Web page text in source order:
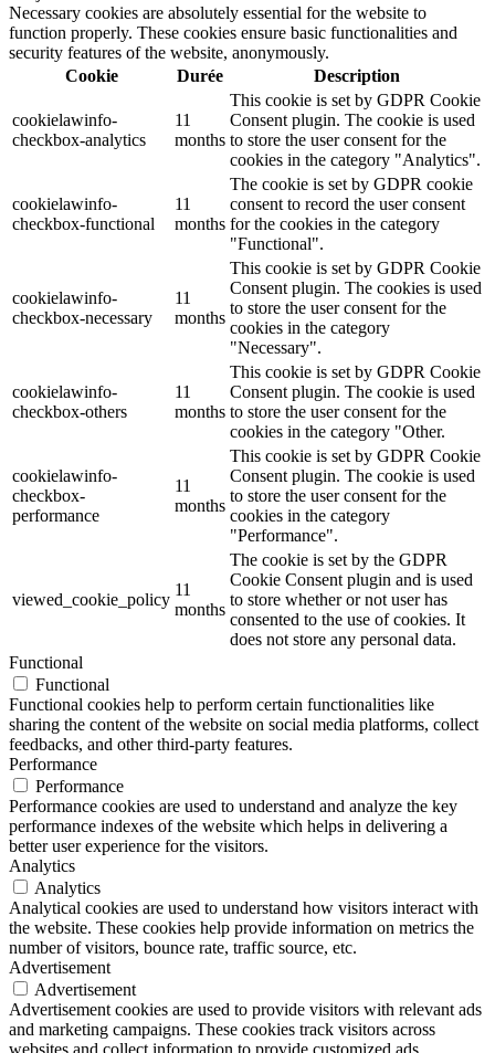
Necessary cookies are absolutely essential for the website to
function properly. These cookies ensure basic functionalities and
security features of the website, anonymously.
Cookie
Durée Description
cookielawinfo-
checkbox-analytics
11
months
This cookie is set by GDPR Cookie
Consent plugin. The cookie is used
to store the user consent for the
cookies in the category "Analytics".
cookielawinfo-
checkbox-functional
11
months
The cookie is set by GDPR cookie
consent to record the user consent
for the cookies in the category
"Functional".
cookielawinfo-
checkbox-necessary
11
months
This cookie is set by GDPR Cookie
Consent plugin. The cookies is used
to store the user consent for the
cookies in the category
"Necessary".
cookielawinfo-
checkbox-others
11
months
This cookie is set by GDPR Cookie
Consent plugin. The cookie is used
to store the user consent for the
cookies in the category "Other.
cookielawinfo-
checkbox-
performance
11
months
This cookie is set by GDPR Cookie
Consent plugin. The cookie is used
to store the user consent for the
cookies in the category
"Performance".
viewed_cookie_policy
11
months
The cookie is set by the GDPR
Cookie Consent plugin and is used
to store whether or not user has
consented to the use of cookies. It
does not store any personal data.
Functional
Functional
Functional cookies help to perform certain functionalities like
sharing the content of the website on social media platforms, collect
feedbacks, and other third-party features.
Performance
Performance
Performance cookies are used to understand and analyze the key
performance indexes of the website which helps in delivering a
better user experience for the visitors.
Analytics
Analytics
Analytical cookies are used to understand how visitors interact with
the website. These cookies help provide information on metrics the
number of visitors, bounce rate, traffic source, etc.
Advertisement
Advertisement
Advertisement cookies are used to provide visitors with relevant ads
and marketing campaigns. These cookies track visitors across
websites and collect information to provide customized ads.